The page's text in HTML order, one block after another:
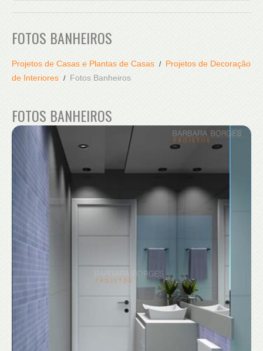
FOTOS BANHEIROS
Projetos de Casas e Plantas de Casas
Projetos de Decoração
de Interiores
Fotos Banheiros
FOTOS BANHEIROS